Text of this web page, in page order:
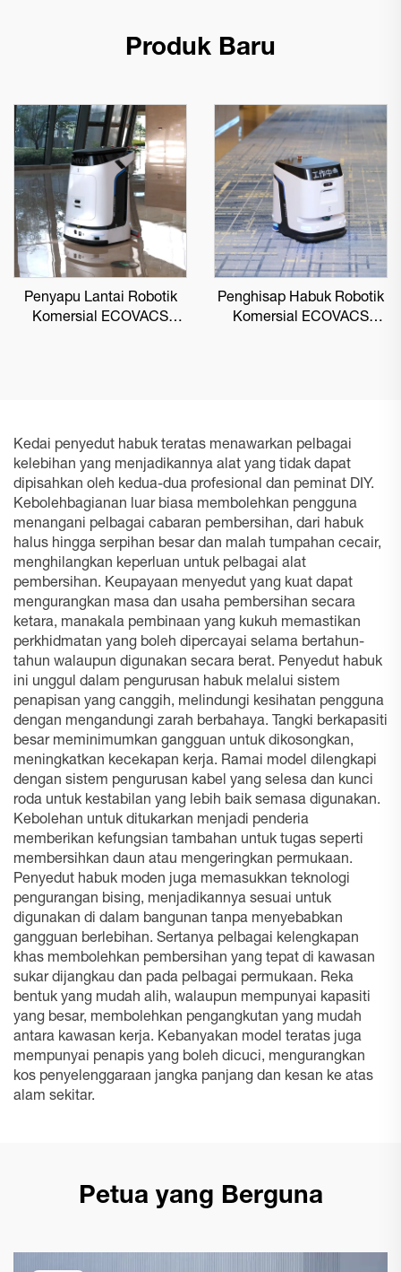
Produk Baru
Penyapu Lantai Robotik
Komersial ECOVACS
Penghisap Habuk Robotik
Komersial ECOVACS
Kedai penyedut habuk teratas menawarkan pelbagai
kelebihan yang menjadikannya alat yang tidak dapat
dipisahkan oleh kedua-dua profesional dan peminat DIY.
Kebolehbagianan luar biasa membolehkan pengguna
menangani pelbagai cabaran pembersihan, dari habuk
halus hingga serpihan besar dan malah tumpahan cecair,
menghilangkan keperluan untuk pelbagai alat
pembersihan. Keupayaan menyedut yang kuat dapat
mengurangkan masa dan usaha pembersihan secara
ketara, manakala pembinaan yang kukuh memastikan
perkhidmatan yang boleh dipercayai selama bertahun-
tahun walaupun digunakan secara berat. Penyedut habuk
ini unggul dalam pengurusan habuk melalui sistem
penapisan yang canggih, melindungi kesihatan pengguna
dengan mengandungi zarah berbahaya. Tangki berkapasiti
besar meminimumkan gangguan untuk dikosongkan,
meningkatkan kecekapan kerja. Ramai model dilengkapi
dengan sistem pengurusan kabel yang selesa dan kunci
roda untuk kestabilan yang lebih baik semasa digunakan.
Kebolehan untuk ditukarkan menjadi penderia
memberikan kefungsian tambahan untuk tugas seperti
membersihkan daun atau mengeringkan permukaan.
Penyedut habuk moden juga memasukkan teknologi
pengurangan bising, menjadikannya sesuai untuk
digunakan di dalam bangunan tanpa menyebabkan
gangguan berlebihan. Sertanya pelbagai kelengkapan
khas membolehkan pembersihan yang tepat di kawasan
sukar dijangkau dan pada pelbagai permukaan. Reka
bentuk yang mudah alih, walaupun mempunyai kapasiti
yang besar, membolehkan pengangkutan yang mudah
antara kawasan kerja. Kebanyakan model teratas juga
mempunyai penapis yang boleh dicuci, mengurangkan
kos penyelenggaraan jangka panjang dan kesan ke atas
alam sekitar.
Petua yang Berguna